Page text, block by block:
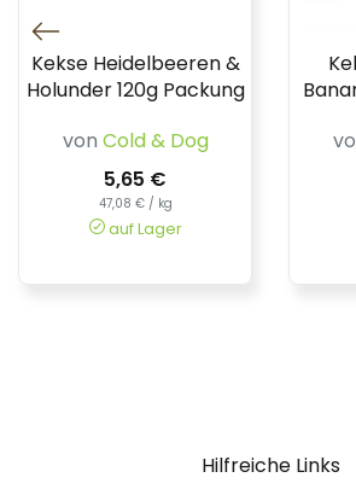
Kekse Heidelbeeren &
Holunder 120g Packung
von Cold & Dog
5,65 €
47,08 € / kg
auf Lager
Hilfreiche Links